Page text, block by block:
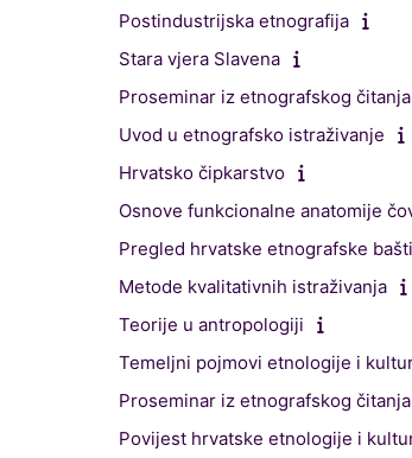
Postindustrijska etnografija
Stara vjera Slavena
Proseminar iz etnografskog
Uvod u etnografsko istraživanje
Hrvatsko čipkarstvo
Osnove funkcionalne anatomije
Pregled hrvatske etnografske
Metode kvalitativnih istraživanja
Teorije u antropologiji
Temeljni pojmovi etnologije i
Proseminar iz etnografskog
Povijest hrvatske etnologije i